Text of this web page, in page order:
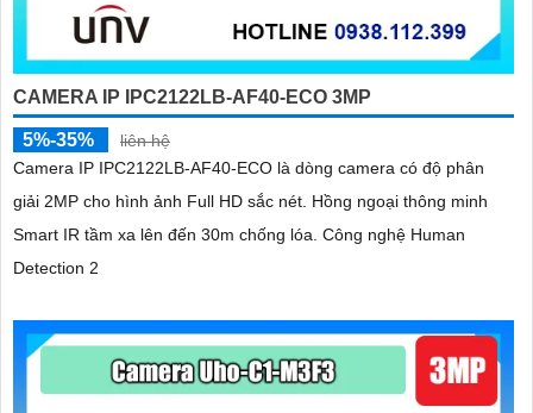
CAMERA IP IPC2122LB-AF40-ECO 3MP
5%-35%
liên hệ
Camera IP IPC2122LB-AF40-ECO là dòng camera có độ phân
giải 2MP cho hình ảnh Full HD sắc nét. Hồng ngoại thông minh
Smart IR tầm xa lên đến 30m chống lóa. Công nghệ Human
Detection 2